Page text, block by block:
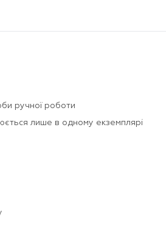
ручної роботи
лише в одному екземплярі